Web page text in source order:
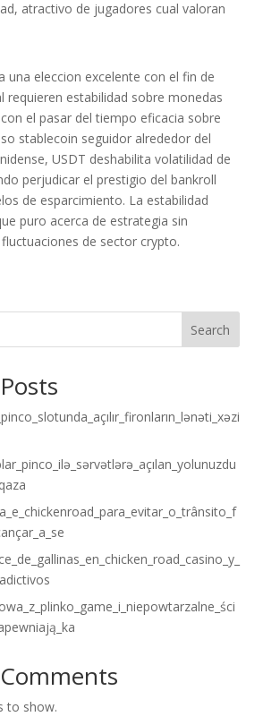
atractivo de jugadores cual valoran
una eleccion excelente con el fin de
requieren estabilidad sobre monedas
el pasar del tiempo eficacia sobre
stablecoin seguidor alrededor del
USDT deshabilita volatilidad de
perjudicar el prestigio del bankroll
de esparcimiento. La estabilidad
puro acerca de estrategia sin
de sector crypto.
Search
to show.